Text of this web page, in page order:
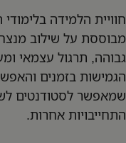
חוויית הלמידה
מבוססת על שילוב
גבוהה, תרגול עצמאי
הגמישות בזמנים
שמאפשר לסטודנטים
התחייבויות אחרות.